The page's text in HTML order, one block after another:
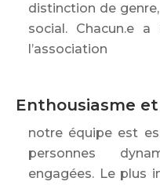
distinction de
social. Chacun.e
l’association
Enthousiasme
notre équipe est
personnes
engagées. Le plus